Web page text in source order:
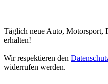
Täglich neue Auto, Motorsport,
erhalten!
Wir respektieren den
widerrufen werden.